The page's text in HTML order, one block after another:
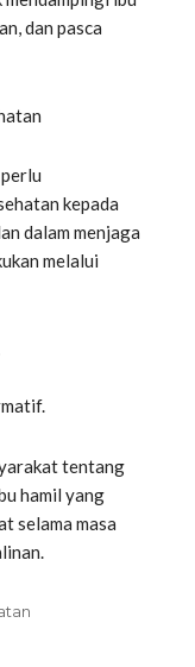
dan pasca
kepada
dalam menjaga
melalui
tentang
hamil yang
selama masa